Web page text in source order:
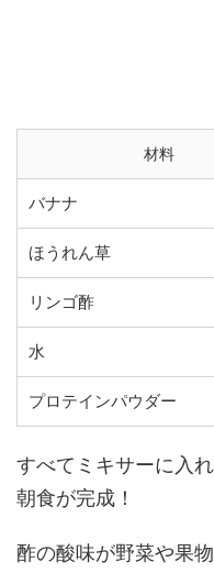
材料
バナナ
ほうれん草
リンゴ酢
水
プロテインパウダー
すべてミキサーに入
朝食が完成！
酢の酸味が野菜や果